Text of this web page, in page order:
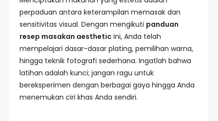
perpaduan antara keterampilan memasak dan
sensitivitas visual. Dengan mengikuti panduan
resep masakan aesthetic ini, Anda telah
mempelajari dasar-dasar plating, pemilihan warna,
hingga teknik fotografi sederhana. Ingatlah bahwa
latihan adalah kunci; jangan ragu untuk
bereksperimen dengan berbagai gaya hingga Anda
menemukan ciri khas Anda sendiri.